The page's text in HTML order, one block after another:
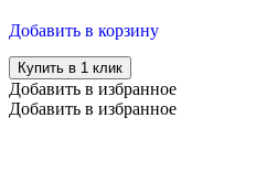
Добавить в корзину
Купить в 1 клик
Добавить в избранное
Добавить в избранное